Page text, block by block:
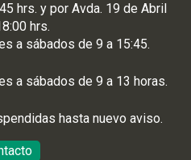
hrs. y por Avda. 19 de Abril
hrs.
a sábados de 9 a 15:45.
a sábados de 9 a 13 horas.
hasta nuevo aviso.